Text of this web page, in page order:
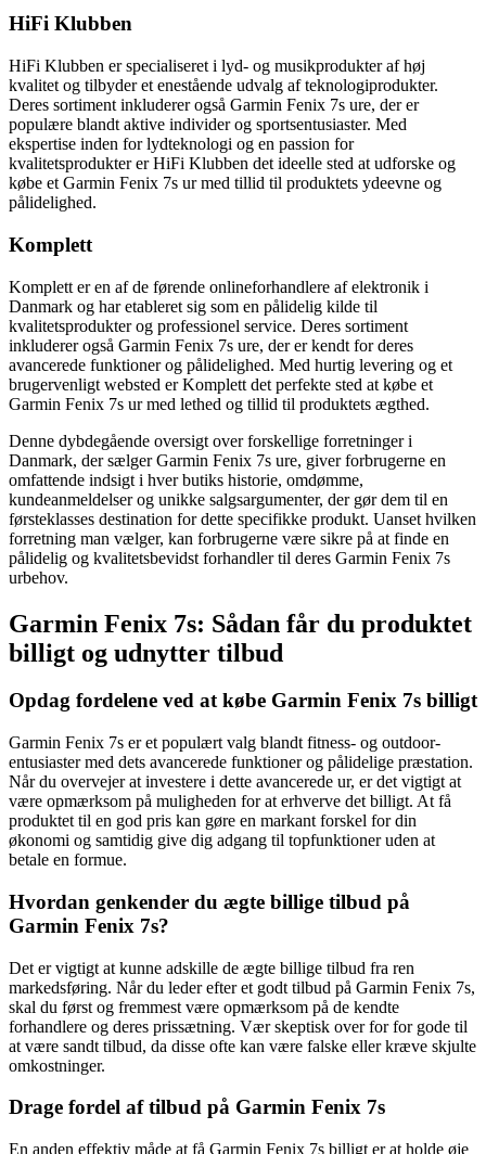
HiFi Klubben
HiFi Klubben er specialiseret i lyd- og musikprodukter af høj
kvalitet og tilbyder et enestående udvalg af teknologiprodukter.
Deres sortiment inkluderer også Garmin Fenix 7s ure, der er
populære blandt aktive individer og sportsentusiaster. Med
ekspertise inden for lydteknologi og en passion for
kvalitetsprodukter er HiFi Klubben det ideelle sted at udforske og
købe et Garmin Fenix 7s ur med tillid til produktets ydeevne og
pålidelighed.
Komplett
Komplett er en af de førende onlineforhandlere af elektronik i
Danmark og har etableret sig som en pålidelig kilde til
kvalitetsprodukter og professionel service. Deres sortiment
inkluderer også Garmin Fenix 7s ure, der er kendt for deres
avancerede funktioner og pålidelighed. Med hurtig levering og et
brugervenligt websted er Komplett det perfekte sted at købe et
Garmin Fenix 7s ur med lethed og tillid til produktets ægthed.
Denne dybdegående oversigt over forskellige forretninger i
Danmark, der sælger Garmin Fenix 7s ure, giver forbrugerne en
omfattende indsigt i hver butiks historie, omdømme,
kundeanmeldelser og unikke salgsargumenter, der gør dem til en
førsteklasses destination for dette specifikke produkt. Uanset hvilken
forretning man vælger, kan forbrugerne være sikre på at finde en
pålidelig og kvalitetsbevidst forhandler til deres Garmin Fenix 7s
urbehov.
Garmin Fenix 7s: Sådan får du produktet
billigt og udnytter tilbud
Opdag fordelene ved at købe Garmin Fenix 7s billigt
Garmin Fenix 7s er et populært valg blandt fitness- og outdoor-
entusiaster med dets avancerede funktioner og pålidelige præstation.
Når du overvejer at investere i dette avancerede ur, er det vigtigt at
være opmærksom på muligheden for at erhverve det billigt. At få
produktet til en god pris kan gøre en markant forskel for din
økonomi og samtidig give dig adgang til topfunktioner uden at
betale en formue.
Hvordan genkender du ægte billige tilbud på
Garmin Fenix 7s?
Det er vigtigt at kunne adskille de ægte billige tilbud fra ren
markedsføring. Når du leder efter et godt tilbud på Garmin Fenix 7s,
skal du først og fremmest være opmærksom på de kendte
forhandlere og deres prissætning. Vær skeptisk over for for gode til
at være sandt tilbud, da disse ofte kan være falske eller kræve skjulte
omkostninger.
Drage fordel af tilbud på Garmin Fenix 7s
En anden effektiv måde at få Garmin Fenix 7s billigt er at holde øje